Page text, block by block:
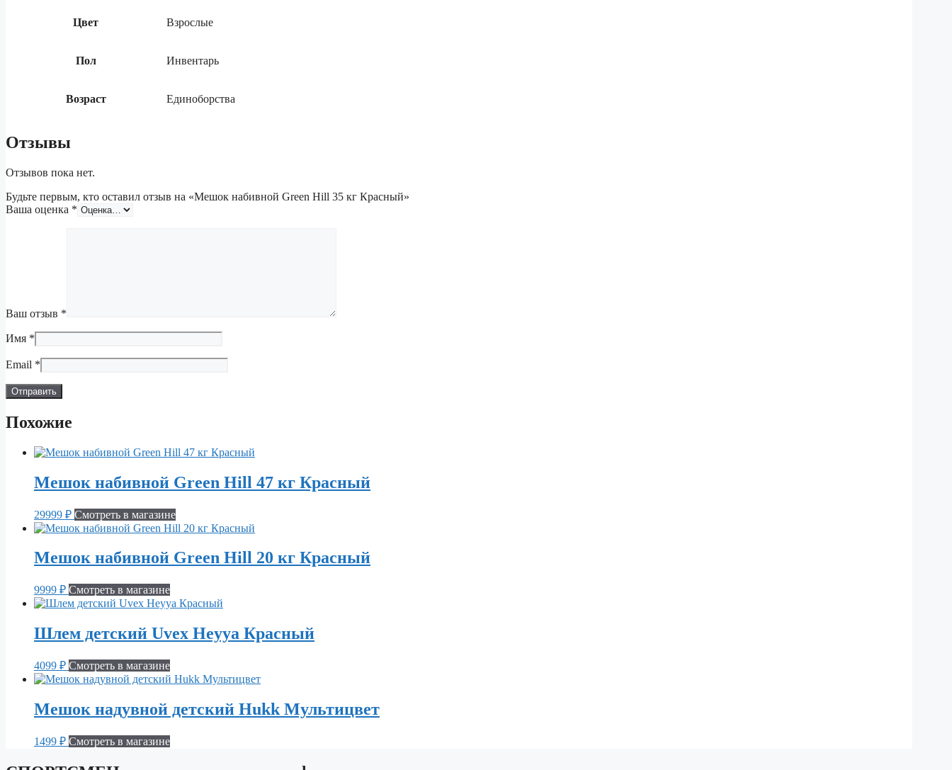
Цвет Взрослые
Пол Инвентарь
Возраст Единоборства
Отзывы
Отзывов пока нет.
Будьте первым, кто оставил отзыв на «Мешок набивной Green Hill 35 кг Красный»
Ваша оценка *
Ваш отзыв *
Имя *
Email *
Похожие
Мешок набивной Green Hill 47 кг Красный
29999 ₽ Смотреть в магазине
Мешок набивной Green Hill 20 кг Красный
9999 ₽ Смотреть в магазине
Шлем детский Uvex Heyya Красный
4099 ₽ Смотреть в магазине
Мешок надувной детский Hukk Мультицвет
1499 ₽ Смотреть в магазине